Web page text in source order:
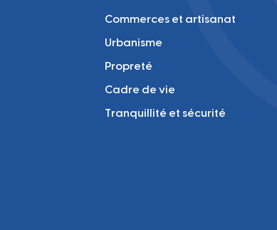
Commerces et artisanat
Urbanisme
Propreté
Cadre de vie
Tranquillité et sécurité